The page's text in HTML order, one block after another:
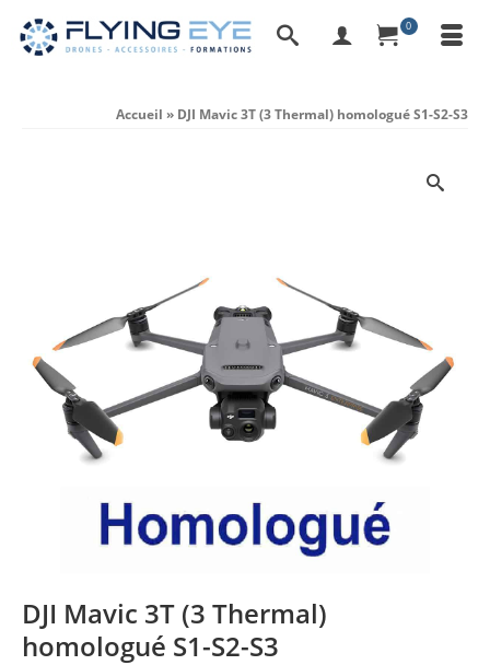
0
Accueil » DJI Mavic 3T (3 Thermal) homologué S1-S2-S3
DJI Mavic 3T (3 Thermal)
homologué S1-S2-S3